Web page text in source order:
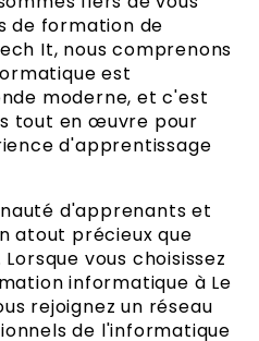
de formation de
It, nous comprenons
est
moderne, et c'est
tout en œuvre pour
d'apprentissage
d'apprenants et
atout précieux que
vous choisissez
informatique à Le
rejoignez un réseau
de l'informatique